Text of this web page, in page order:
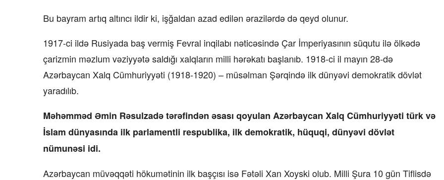
Bu bayram artıq altıncı ildir ki, işğaldan azad edilən ərazilərdə də qeyd olunur.
1917-ci ildə Rusiyada baş vermiş Fevral inqilabı nəticəsində Çar İmperiyasının süqutu ilə ölkədə
çarizmin məzlum vəziyyətə saldığı xalqların milli hərəkatı başlanıb. 1918-ci il mayın 28-də
Azərbaycan Xalq Cümhuriyyəti (1918-1920) – müsəlman Şərqində ilk dünyəvi demokratik dövlət
yaradılıb.
Məhəmməd Əmin Rəsulzadə tərəfindən əsası qoyulan Azərbaycan Xalq Cümhuriyyəti türk və
İslam dünyasında ilk parlamentli respublika, ilk demokratik, hüquqi, dünyəvi dövlət
nümunəsi idi.
Azərbaycan müvəqqəti hökumətinin ilk başçısı isə Fətəli Xan Xoyski olub. Milli Şura 10 gün Tiflisdə